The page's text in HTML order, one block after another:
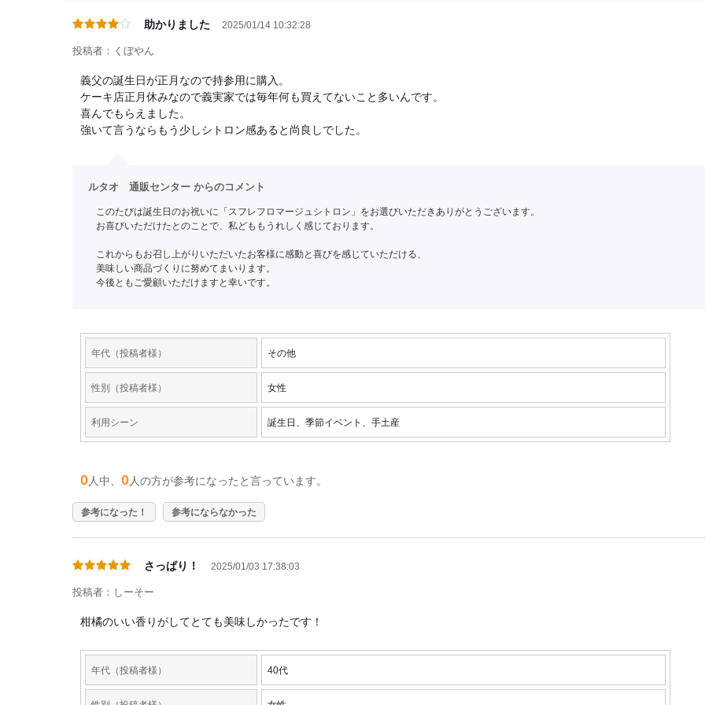
助かりました 2025/01/14 10:32:28
投稿者：くぼやん
義父の誕生日が正月なので持参用に購入。
ケーキ店正月休みなので義実家では毎年何も買えてないこと多いんです。
喜んでもらえました。
強いて言うならもう少しシトロン感あると尚良しでした。
ルタオ 通販センター からのコメント
このたびは誕生日のお祝いに「スフレフロマージュシトロン」をお選びいただきありがとうございます。
お喜びいただけたとのことで、私どももうれしく感じております。
これからもお召し上がりいただいたお客様に感動と喜びを感じていただける、
美味しい商品づくりに努めてまいります。
今後ともご愛顧いただけますと幸いです。
年代（投稿者様） その他
性別（投稿者様） 女性
利用シーン 誕生日、季節イベント、手土産
0人中、 0人の方が参考になったと言っています。
参考になった！ 参考にならなかった
さっぱり！ 2025/01/03 17:38:03
投稿者：しーそー
柑橘のいい香りがしてとても美味しかったです！
年代（投稿者様） 40代